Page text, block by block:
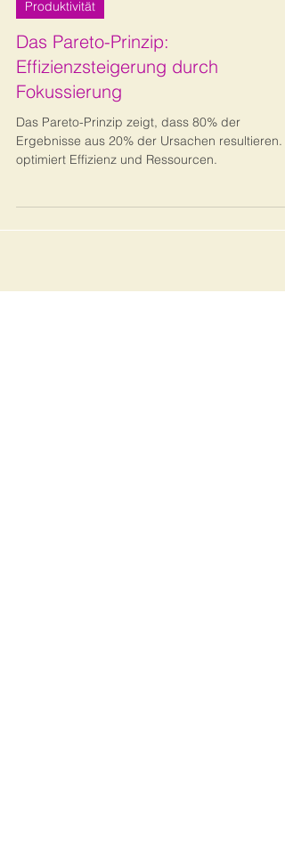
5. Aug. 2024
6 Min. Lesezeit
Produktivität
Das Pareto-Prinzip:
Effizienzsteigerung durch
Fokussierung
Das Pareto-Prinzip zeigt, dass 80% der